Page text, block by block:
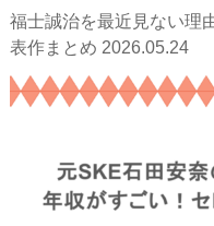
福士誠治を最近見ない理
表作まとめ 2026.05.24